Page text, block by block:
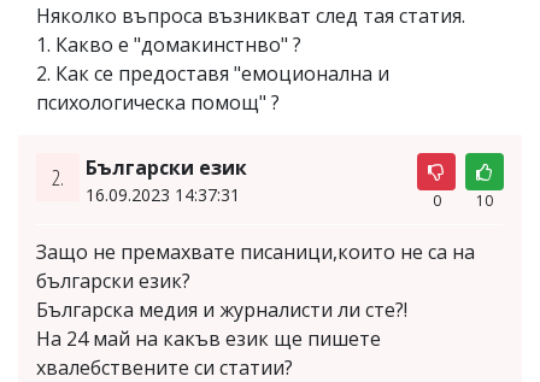
Няколко въпроса възникват след тая статия.
1. Какво е "домакинстнво" ?
2. Как се предоставя "емоционална и
психологическа помощ" ?
2. Български език
16.09.2023 14:37:31 0 10
Защо не премахвате писаници,които не са на
български език?
Българска медия и журналисти ли сте?!
На 24 май на какъв език ще пишете
хвалебствените си статии?